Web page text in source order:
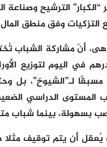
“الكبار” الترشيح
التزكيات وفق منطق المال
أنّ مشاركة الشباب
درهم في اليوم لتوزيع
لـ”الشيوخ”، بل
المستوى الدراسي
بسهولة، بينما شباب
أن يتم توقيف